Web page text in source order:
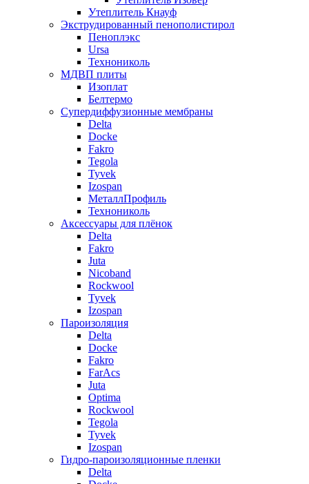
Утеплитель Кнауф
Экструдированный пенополистирол
Пеноплэкс
Ursa
Технониколь
МДВП плиты
Изоплат
Белтермо
Супердиффузионные мембраны
Delta
Docke
Fakro
Tegola
Tyvek
Izospan
МеталлПрофиль
Технониколь
Аксессуары для плёнок
Delta
Fakro
Juta
Nicoband
Rockwool
Tyvek
Izospan
Пароизоляция
Delta
Docke
Fakro
FarAcs
Juta
Optima
Rockwool
Tegola
Tyvek
Izospan
Гидро-пароизоляционные пленки
Delta